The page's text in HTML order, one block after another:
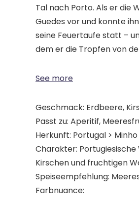
Tal nach Porto. Als er die
Guedes vor und konnte
seine Feuertaufe statt –
dem er die Tropfen von
See more
Geschmack: Erdbeere,
Passt zu: Aperitif,
Herkunft: Portugal >
Charakter:
Kirschen und fruchtigen
Speiseempfehlung:
Farbnuance: